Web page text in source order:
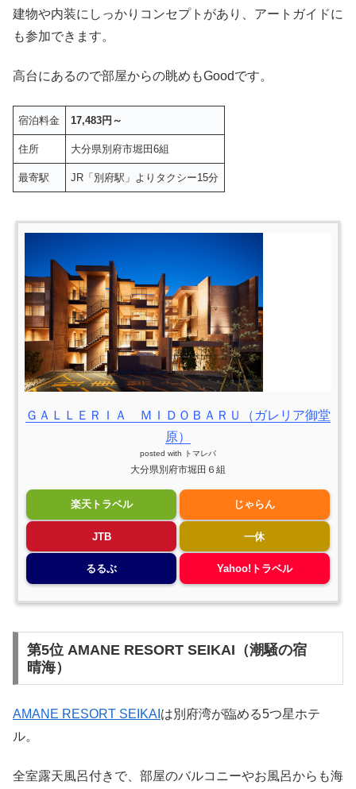
建物や内装にしっかりコンセプトがあり、アートガイドに
も参加できます。
高台にあるので部屋からの眺めもGoodです。
宿泊料金 17,483円～
住所 大分県別府市堀田6組
最寄駅 JR「別府駅」よりタクシー15分
ＧＡＬＬＥＲＩＡ ＭＩＤＯＢＡＲＵ（ガレリア御堂
原）
posted with トマレバ
大分県別府市堀田６組
楽天トラベル じゃらん
JTB 一休
るるぶ Yahoo!トラベル
第5位 AMANE RESORT SEIKAI（潮騒の宿
晴海）
AMANE RESORT SEIKAI は別府湾が臨める5つ星ホテ
ル。
全室露天風呂付きで、部屋のバルコニーやお風呂からも海